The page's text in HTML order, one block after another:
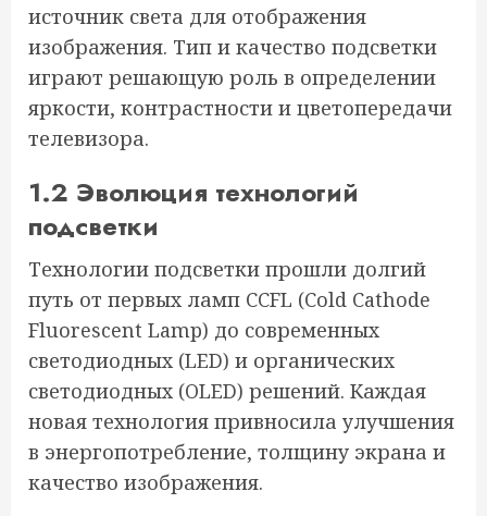
источник света для отображения
изображения. Тип и качество подсветки
играют решающую роль в определении
яркости, контрастности и цветопередачи
телевизора.
1.2 Эволюция технологий
подсветки
Технологии подсветки прошли долгий
путь от первых ламп CCFL (Cold Cathode
Fluorescent Lamp) до современных
светодиодных (LED) и органических
светодиодных (OLED) решений. Каждая
новая технология привносила улучшения
в энергопотребление, толщину экрана и
качество изображения.